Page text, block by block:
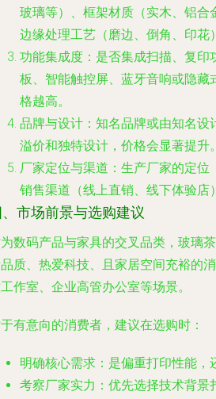
玻璃等）、框架材质（实木、铝合
边缘处理工艺（磨边、倒角、印花
功能集成度 ：是否集成扫描、复
板、智能触控屏、蓝牙音响或隐藏
格越高。
品牌与设计 ：知名品牌或由知名
溢价和独特设计，价格会显著提升。
厂家定位与渠道 ：生产厂家的定
销售渠道（线上直销、线下体验店
市场前景与选购建议
数码产品与家具的交叉品类，玻璃
质、热爱科技、且家居空间充裕的
作室、企业高管办公室等场景。
有意向的消费者，建议在选购时：
明确核心需求 ：是偏重打印性能
考察厂家实力 ：优先选择技术背